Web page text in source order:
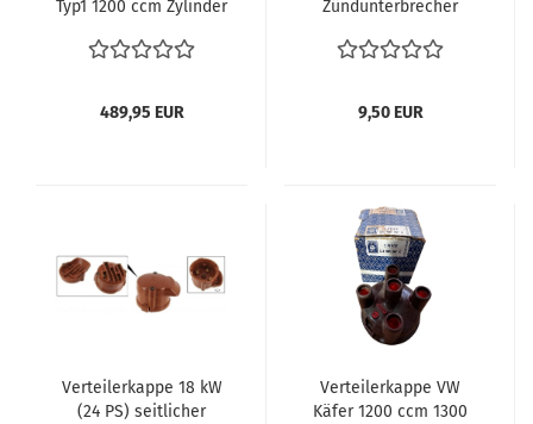
Typ1 1200 ccm Zylinder
Neu Typ1 Motor NOS
113101373D orig. VW
489,95 EUR
Zündunterbrecher
Unterbrecherkontakt
Porsche 912 356 vergl.
61660222602
9,50 EUR
Verteilerkappe 18 kW
(24 PS) seitlicher
Verteilerkappe VW
Käfer 1200 ccm 1300